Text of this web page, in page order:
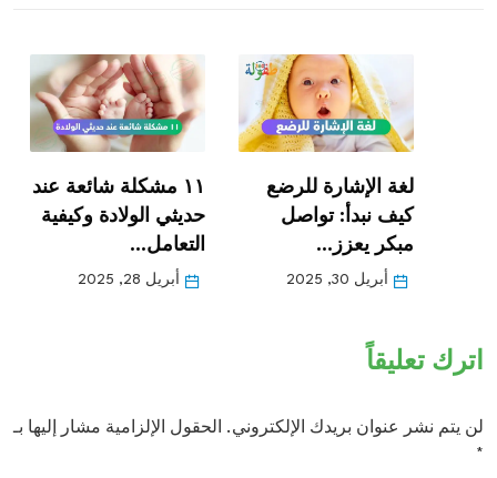
لغة الإشارة للرضع
كيف نبدأ: تواصل
مبكر يعزز…
أبريل 30, 2025
١١ مشكلة شائعة عند
حديثي الولادة وكيفية
التعامل…
أبريل 28, 2025
اترك تعليقاً
لن يتم نشر عنوان بريدك الإلكتروني. الحقول الإلزامية مشار إليها بـ
*